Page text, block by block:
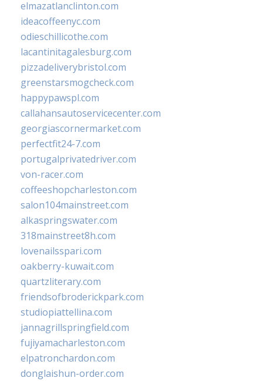
elmazatlanclinton.com
ideacoffeenyc.com
odieschillicothe.com
lacantinitagalesburg.com
pizzadeliverybristol.com
greenstarsmogcheck.com
happypawspl.com
callahansautoservicecenter.com
georgiascornermarket.com
perfectfit24-7.com
portugalprivatedriver.com
von-racer.com
coffeeshopcharleston.com
salon104mainstreet.com
alkaspringswater.com
318mainstreet8h.com
lovenailsspari.com
oakberry-kuwait.com
quartzliterary.com
friendsofbroderickpark.com
studiopiattellina.com
jannagrillspringfield.com
fujiyamacharleston.com
elpatronchardon.com
donglaishun-order.com